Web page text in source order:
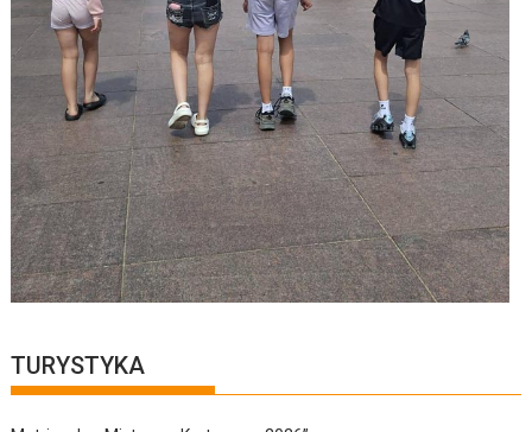
TURYSTYKA